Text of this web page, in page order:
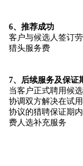
6、推荐成功
客户与候选人签订
猎头服务费
7、后续服务及保证
当客户正式聘用候
协调双方解决在试
协议的猎聘保证期
费人选补充服务